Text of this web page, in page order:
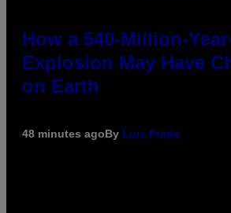
How a 540-Million-
Explosion May Have
on Earth
48 minutes agoBy Luis Prada